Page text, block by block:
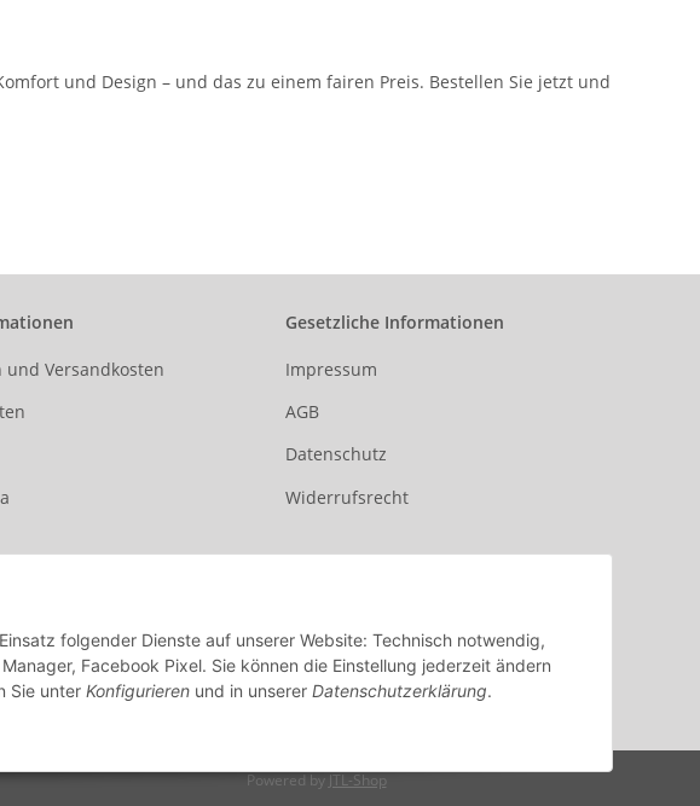
folgender Dienste auf unserer Website: Technisch notwendig,
Facebook Pixel. Sie können die Einstellung jederzeit ändern
Sie unter Konfigurieren und in unserer Datenschutzerklärung.
und Design – und das zu einem fairen Preis. Bestellen Sie jetzt und
und Versandkosten
Gesetzliche Informationen
Impressum
AGB
Datenschutz
Widerrufsrecht
Powered by JTL-Shop